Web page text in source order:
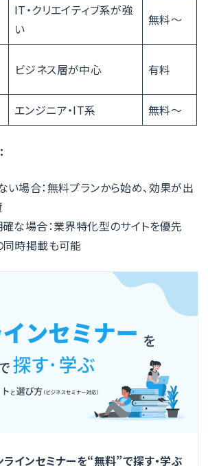
IT・クリエイティブ系が強
い
無料〜
ビジネス層が中心 有料
エンジニア・IT系 無料〜
場合：無料プランから始め、効果が出
な場合：業界特化型のサイトを優先
同時掲載も可能
ラインセミナーを“無料”で探す・学ぶ